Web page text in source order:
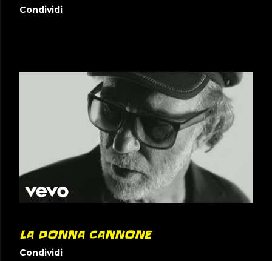
Condividi
LA DONNA CANNONE
Condividi